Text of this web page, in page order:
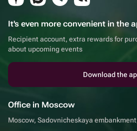
It's even more convenient in the
Recipient account, extra rewards for
about upcoming events
Download the
Office in Moscow
Moscow, Sadovnicheskaya